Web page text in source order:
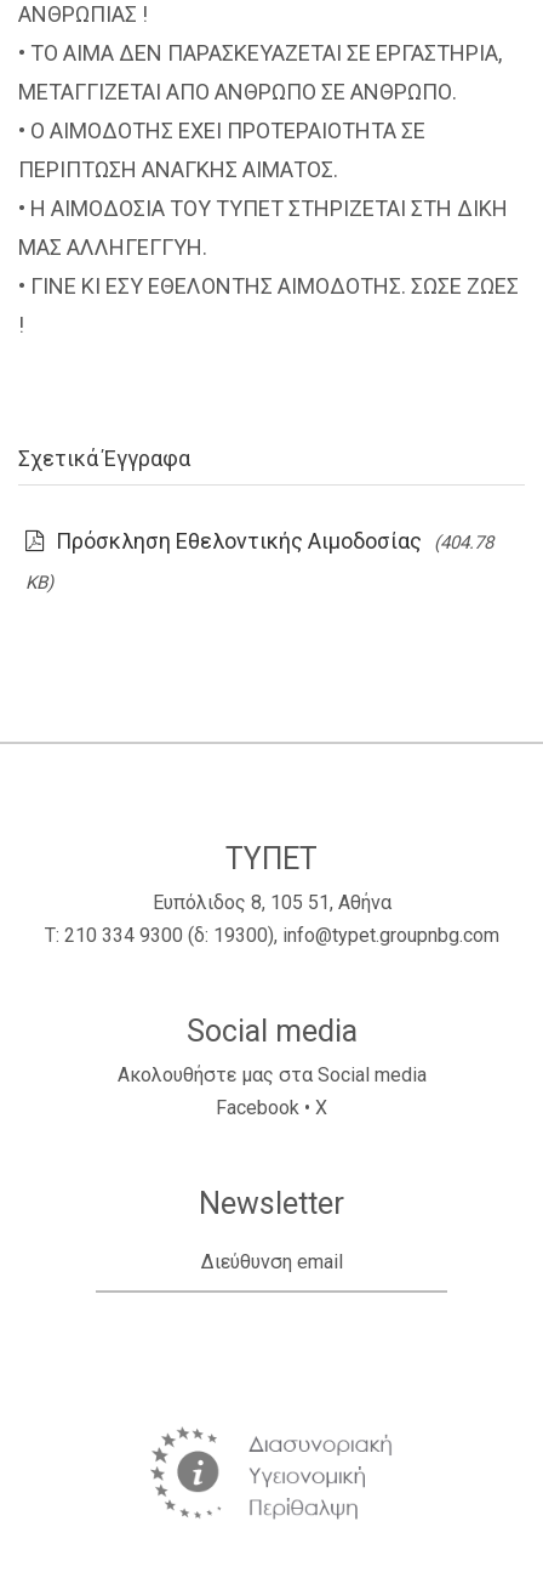
ΑΝΘΡΩΠΙΑΣ !
• ΤΟ ΑΙΜΑ ΔΕΝ ΠΑΡΑΣΚΕΥΑΖΕΤΑΙ ΣΕ ΕΡΓΑΣΤΗΡΙΑ,
ΜΕΤΑΓΓΙΖΕΤΑΙ ΑΠΟ ΑΝΘΡΩΠΟ ΣΕ ΑΝΘΡΩΠΟ.
• Ο ΑΙΜΟΔΟΤΗΣ ΕΧΕΙ ΠΡΟΤΕΡΑΙΟΤΗΤΑ ΣΕ
ΠΕΡΙΠΤΩΣΗ ΑΝΑΓΚΗΣ ΑΙΜΑΤΟΣ.
• Η ΑΙΜΟΔΟΣΙΑ ΤΟΥ ΤΥΠΕΤ ΣΤΗΡΙΖΕΤΑΙ ΣΤΗ ΔΙΚΗ
ΜΑΣ ΑΛΛΗΓΕΓΓΥΗ.
• ΓΙΝΕ ΚΙ ΕΣΥ ΕΘΕΛΟΝΤΗΣ ΑΙΜΟΔΟΤΗΣ. ΣΩΣΕ ΖΩΕΣ
!
Σχετικά Έγγραφα
Πρόσκληση Εθελοντικής Αιμοδοσίας
(404.78
KB)
ΤΥΠΕΤ
Ευπόλιδος 8, 105 51, Αθήνα
Τ: 210 334 9300 (δ: 19300), info@typet.groupnbg.com
Social media
Ακολουθήστε μας στα Social media
Facebook • X
Newsletter
Διεύθυνση email